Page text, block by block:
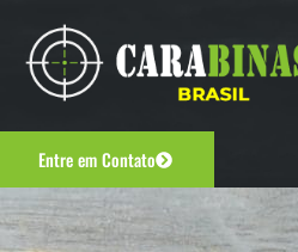
Entre em Contato